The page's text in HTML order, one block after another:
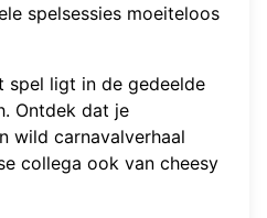
spelsessies moeiteloos
spel ligt in de gedeelde
Ontdek dat je
wild carnavalverhaal
collega ook van cheesy